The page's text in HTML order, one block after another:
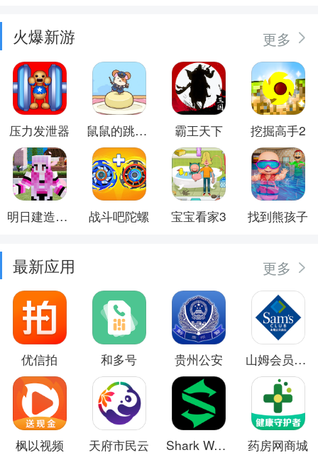
火爆新游 更多
压力发泄器 鼠鼠的跳跃冒险 霸王天下 挖掘高手2
明日建造大师 战斗吧陀螺 宝宝看家3 找到熊孩子
最新应用 更多
优信拍 和多号 贵州公安 山姆会员商店
枫以视频 天府市民云 Shark Wear 药房网商城